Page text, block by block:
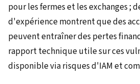
pour les fermes et les exchanges ;
d'expérience montrent que des
peuvent entraîner des pertes
rapport technique utile sur ces
disponible via risques d'IAM et